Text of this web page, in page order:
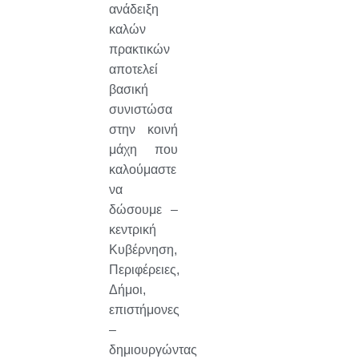
ανάδειξη
καλών
πρακτικών
αποτελεί
βασική
συνιστώσα
στην κοινή
μάχη που
καλούμαστε
να
δώσουμε –
κεντρική
Κυβέρνηση,
Περιφέρειες,
Δήμοι,
επιστήμονες
–
δημιουργώντας